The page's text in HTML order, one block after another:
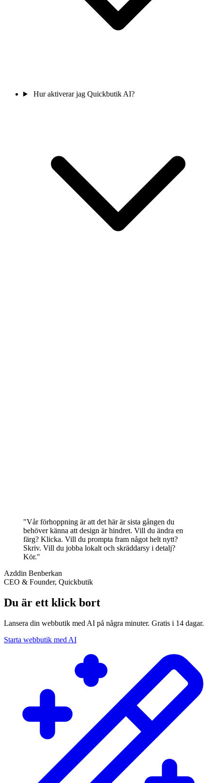
Hur aktiverar jag Quickbutik AI?
"Vår förhoppning är att det här är sista gången du
behöver känna att design är hindret. Vill du ändra en
färg? Klicka. Vill du prompta fram något helt nytt?
Skriv. Vill du jobba lokalt och skräddarsy i detalj?
Kör."
Azddin Benberkan
CEO & Founder, Quickbutik
Du är ett klick bort
Lansera din webbutik med AI på några minuter. Gratis i 14 dagar.
Starta webbutik med AI